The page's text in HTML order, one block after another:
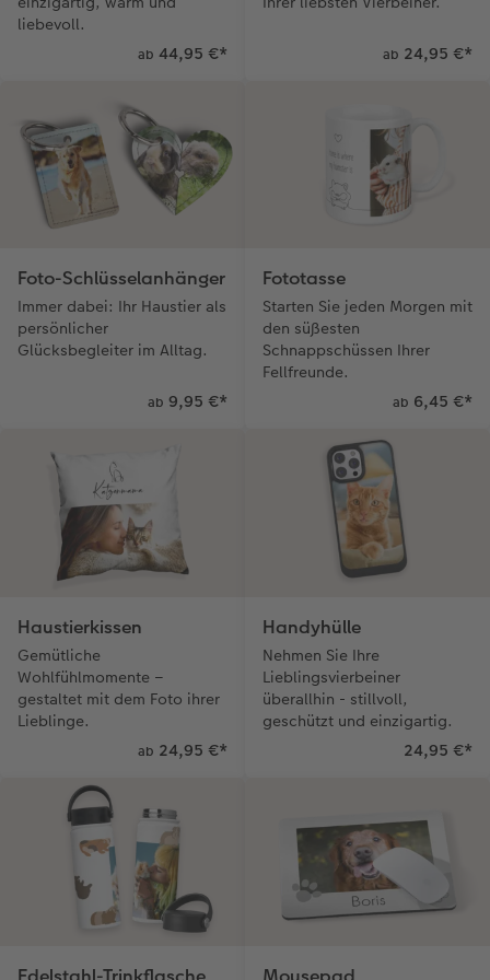
Inspiration
Neuheiten
Extras
Neuheiten
Extras
CEWE myPhotos
Neuheiten
Neuheiten
Aktionen
liebevoll.
ab 44,95 €* ab 24,95 €*
Foto-Schlüsselanhänger
Immer dabei: Ihr Haustier als
persönlicher
Glücksbegleiter im Alltag.
ab 9,95 €*
Fototasse
Starten Sie jeden Morgen mit
den süßesten
Schnappschüssen Ihrer
Fellfreunde.
ab 6,45 €*
Haustierkissen
Gemütliche
Wohlfühlmomente –
gestaltet mit dem Foto ihrer
Lieblinge.
ab 24,95 €*
Handyhülle
Nehmen Sie Ihre
Lieblingsvierbeiner
überallhin - stillvoll,
geschützt und einzigartig.
24,95 €*